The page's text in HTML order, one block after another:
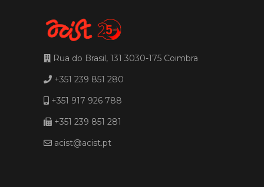
Rua do Brasil, 131 3030-175 Coimbra
+351 239 851 280
+351 917 926 788
+351 239 851 281
acist@acist.pt